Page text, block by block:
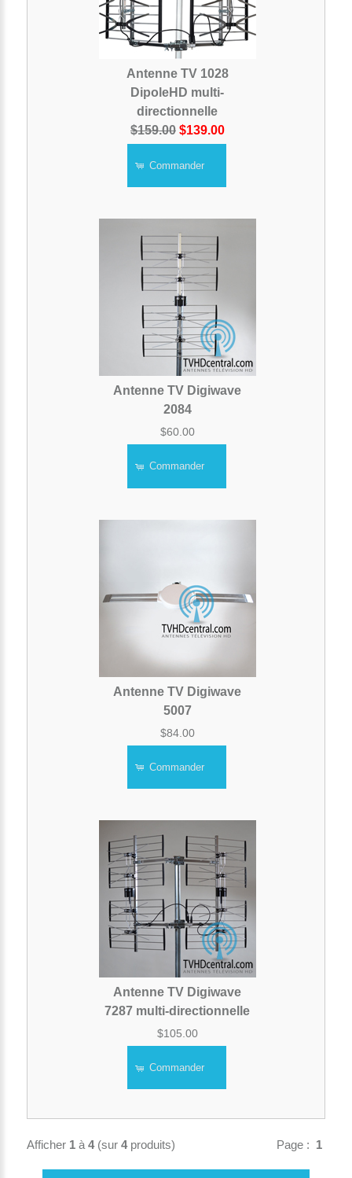
Antenne TV 1028
DipoleHD multi-
directionnelle
$159.00 $139.00
Commander
Antenne TV Digiwave
2084
$60.00
Commander
Antenne TV Digiwave
5007
$84.00
Commander
Antenne TV Digiwave
7287 multi-directionnelle
$105.00
Commander
Page : 1
Afficher 1à 4(sur 4produits)